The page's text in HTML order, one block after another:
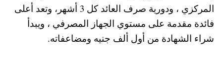
المركزي ، ودورية صرف العائد كل 3 أشهر، وتعد أعلى
فائدة مقدمة على مستوي الجهاز المصرفي ، ويبدأ
شراء الشهادة من أول ألف جنيه ومضاعفاته.